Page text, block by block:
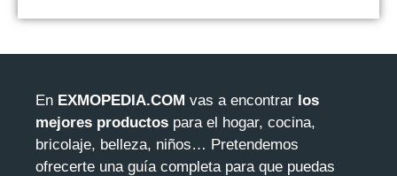
En EXMOPEDIA.COM vas a encontrar los
mejores productos para el hogar, cocina,
bricolaje, belleza, niños… Pretendemos
ofrecerte una guía completa para que puedas